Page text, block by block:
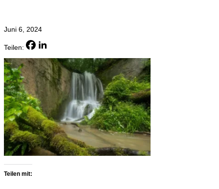
Juni 6, 2024
Teilen:
Teilen mit: